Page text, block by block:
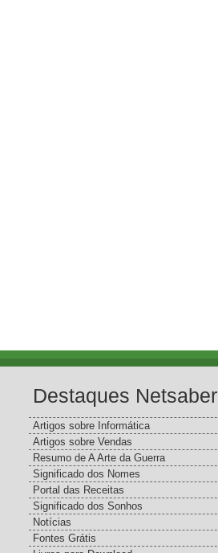
Destaques Netsaber
Artigos sobre Informática
Artigos sobre Vendas
Resumo de A Arte da Guerra
Significado dos Nomes
Portal das Receitas
Significado dos Sonhos
Notícias
Fontes Grátis